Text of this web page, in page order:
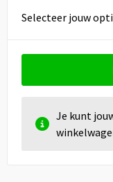
Selecteer jouw
Je kunt